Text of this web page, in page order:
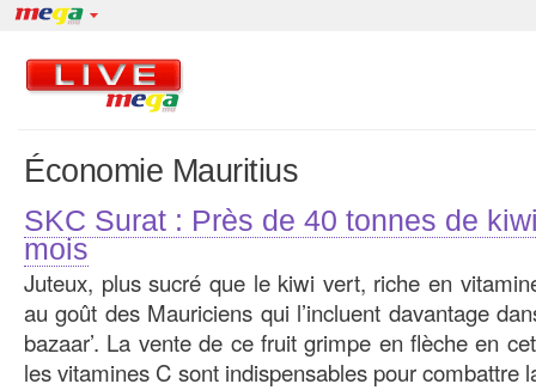
Économie Mauritius
SKC Surat : Près de 40 tonnes de
mois
Juteux, plus sucré que le kiwi vert, riche en
au goût des Mauriciens qui l’incluent davantage
bazaar’. La vente de ce fruit grimpe en flèche en
les vitamines C sont indispensables pour combattre